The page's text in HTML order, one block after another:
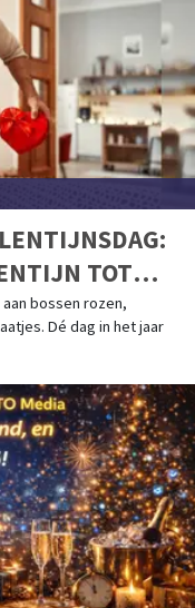
TOT
bossen rozen,
Dé dag in het jaar